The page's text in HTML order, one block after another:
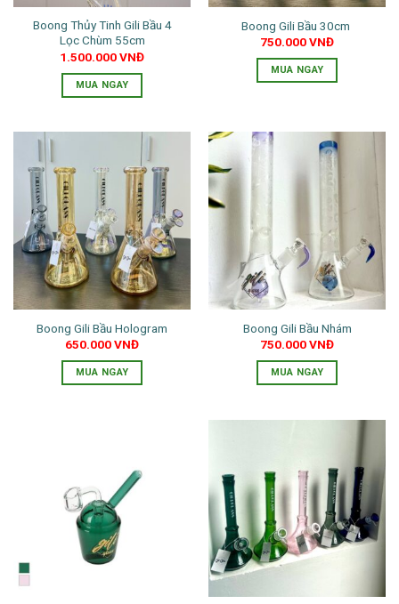
thể
được
chọn
trên
trang
sản
Boong Thủy Tinh Gili Bầu 4
Lọc Chùm 55cm
1.500.000VNĐ
MUA NGAY
nhiều
biến
thể.
Các
tùy
chọn
có
thể
được
chọn
trên
trang
Boong Gili Bầu 30cm
750.000VNĐ
MUA NGAY
này
nhiều
tùy
chọn
thể
chọn
trên
trang
sản
Boong Gili Bầu Hologram
650.000VNĐ
MUA NGAY
biến
thể.
Các
tùy
chọn
Boong Gili Bầu Nhám
750.000VNĐ
MUA NGAY